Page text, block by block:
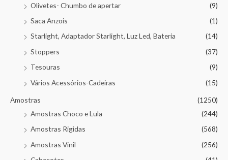
Olivetes- Chumbo de apertar
(9)
Saca Anzois
(1)
Starlight, Adaptador Starlight, Luz Led, Bateria
(14)
Stoppers
(37)
Tesouras
(9)
Vários Acessórios-Cadeiras
(15)
Amostras
(1250)
Amostras Choco e Lula
(244)
Amostras Rigidas
(568)
Amostras Vinil
(256)